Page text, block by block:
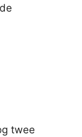
twee